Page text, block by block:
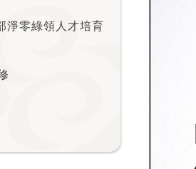
淨零綠領人才培育